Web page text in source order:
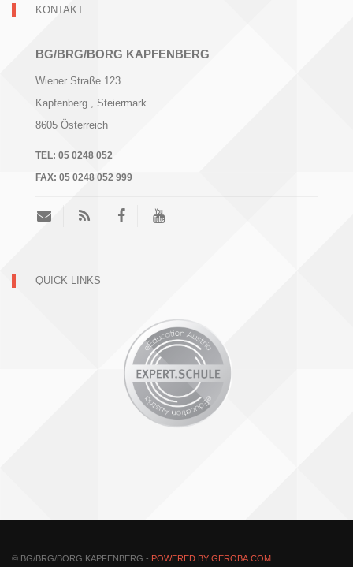
KONTAKT
BG/BRG/BORG KAPFENBERG
Wiener Straße 123
Kapfenberg
, Steiermark
8605 Österreich
TEL: 05 0248 052
FAX: 05 0248 052 999
QUICK LINKS
© BG/BRG/BORG KAPFENBERG - POWERED BY GEROBA.COM